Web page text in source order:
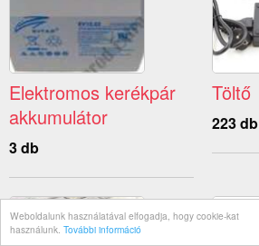
Weboldalunk használatával elfogadja, hogy cookie-kat
használunk. További információ
Elektromos kerékpár
akkumulátor
3 db
Töltő
223 db